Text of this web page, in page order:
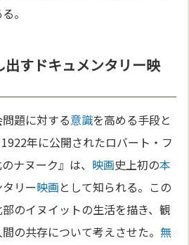
。
すドキュメンタリー映
題に対する意識を高める手段と
年に公開されたロバート・フ
ナヌーク』は、 映画史上初の本
リー映画として知られる。この
のイヌイットの生活を描き、観
の共存について考えさせた。無